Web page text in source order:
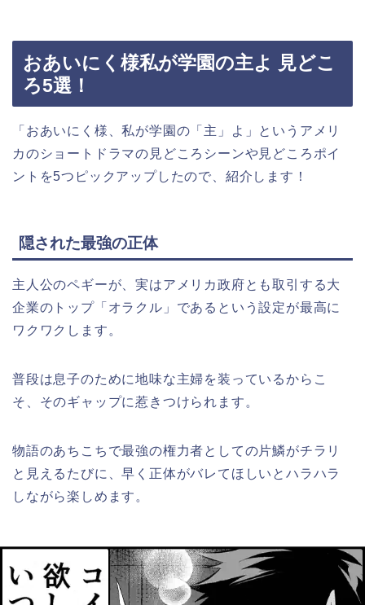
おあいにく様私が学園の主よ 見どこ
ろ5選！
「おあいにく様、私が学園の「主」よ」というアメリ
カのショートドラマの見どころシーンや見どころポイ
ントを5つピックアップしたので、紹介します！
隠された最強の正体
主人公のペギーが、実はアメリカ政府とも取引する大
企業のトップ「オラクル」であるという設定が最高に
ワクワクします。
普段は息子のために地味な主婦を装っているからこ
そ、そのギャップに惹きつけられます。
物語のあちこちで最強の権力者としての片鱗がチラリ
と見えるたびに、早く正体がバレてほしいとハラハラ
しながら楽しめます。